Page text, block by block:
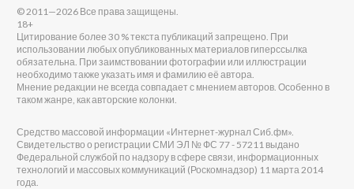
© 2011—2026 Все права защищены.
18+
Цитирование более 30 % текста публикаций запрещено. При
использовании любых опубликованных материалов гиперссылка
обязательна. При заимствовании фотографии или иллюстрации
необходимо также указать имя и фамилию её автора.
Мнение редакции не всегда совпадает с мнением авторов. Особенно в
таком жанре, как авторские колонки.
Средство массовой информации «Интернет-журнал Сиб.фм».
Свидетельство о регистрации СМИ ЭЛ № ФС 77 - 57211 выдано
Федеральной службой по надзору в сфере связи, информационных
технологий и массовых коммуникаций (Роскомнадзор) 11 марта 2014
года.